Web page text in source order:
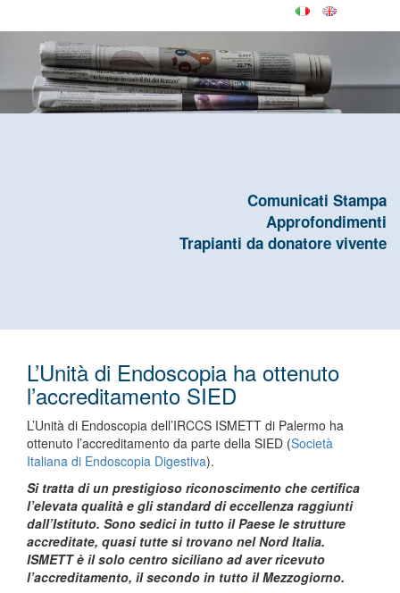
Comunicati Stampa
Approfondimenti
Trapianti da donatore vivente
L’Unità di Endoscopia ha ottenuto
l’accreditamento SIED
L’Unità di Endoscopia dell’IRCCS ISMETT di Palermo ha
ottenuto l’accreditamento da parte della SIED (Società
Italiana di Endoscopia Digestiva).
Si tratta di un prestigioso riconoscimento che certifica
l’elevata qualità e gli standard di eccellenza raggiunti
dall’Istituto. Sono sedici in tutto il Paese le strutture
accreditate, quasi tutte si trovano nel Nord Italia.
ISMETT è il solo centro siciliano ad aver ricevuto
l’accreditamento, il secondo in tutto il Mezzogiorno.